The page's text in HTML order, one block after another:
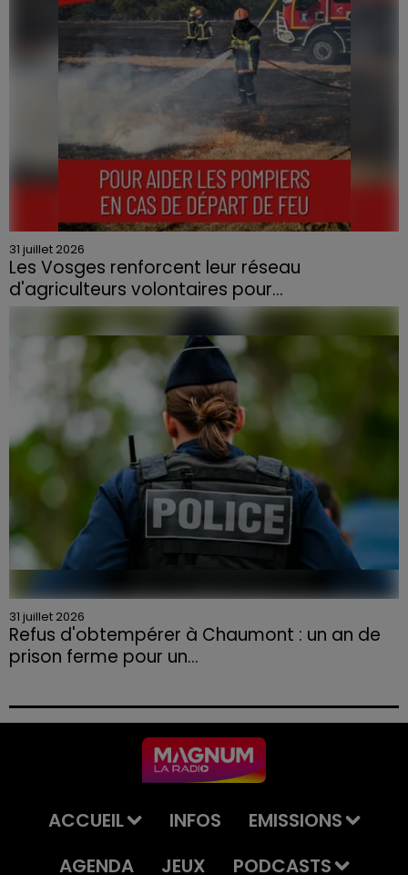
31 juillet 2026
Les Vosges renforcent leur réseau
d'agriculteurs volontaires pour...
Face à la sécheresse et aux risques de départs de feu,
la Chambre d'agriculture des Vosges a lancé un appel
aux agriculteurs volontaires pour venir en aide...
31 juillet 2026
Refus d'obtempérer à Chaumont : un an de
prison ferme pour un...
permis et la confiscation de son véhicule.
ACCUEIL INFOS
EMISSIONS
AGENDA
JEUX PODCASTS